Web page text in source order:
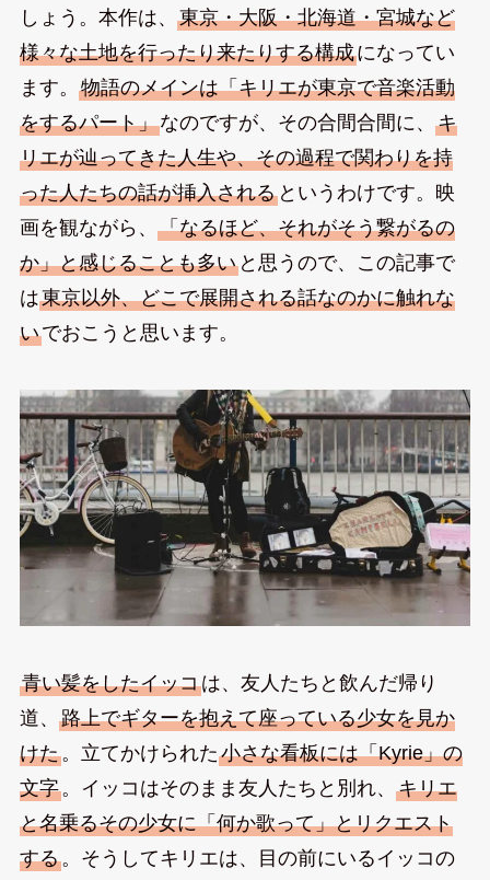
しょう。本作は、 東京・大阪・北海道・宮城など
様々な土地を行ったり来たりする構成になってい
ます。 物語のメインは「キリエが東京で音楽活動
をするパート」なのですが、その合間合間に、 キ
リエが辿ってきた人生や、その過程で関わりを持
った人たちの話が挿入されるというわけです。映
画を観ながら、 「なるほど、それがそう繋がるの
か」と感じることも多いと思うので、この記事で
は東京以外、どこで展開される話なのかに触れな
いでおこうと思います。
青い髪をしたイッコは、友人たちと飲んだ帰り
道、 路上でギターを抱えて座っている少女を見か
けた。立てかけられた小さな看板には「Kyrie」の
文字。イッコはそのまま友人たちと別れ、 キリエ
と名乗るその少女に「何か歌って」とリクエスト
する。そうしてキリエは、目の前にいるイッコの